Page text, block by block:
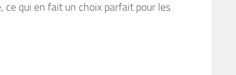
ce qui en fait un choix parfait pour les